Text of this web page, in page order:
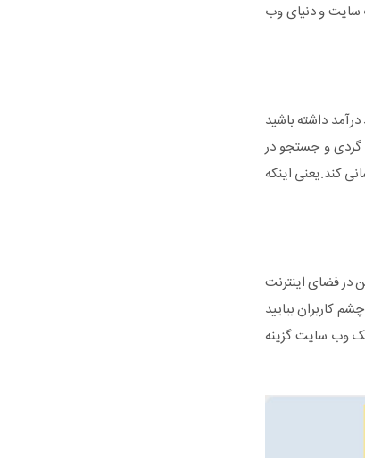
سایت و دنیای وب
داشته باشید
گردی و جستجو در
مشتریان شما خدمات رسانی کند.یعنی اینکه
در فضای اینترنت
کاربران بیایید
یک وب سایت گزینه